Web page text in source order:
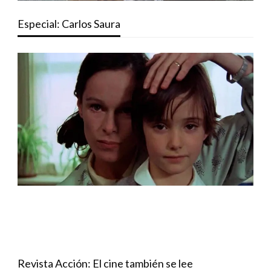
Especial: Carlos Saura
Revista Acción: El cine también se lee